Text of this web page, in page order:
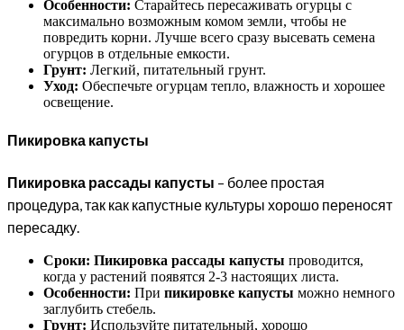
Особенности: Старайтесь пересаживать огурцы с
максимально возможным комом земли, чтобы не
повредить корни. Лучше всего сразу высевать семена
огурцов в отдельные емкости.
Грунт: Легкий, питательный грунт.
Уход: Обеспечьте огурцам тепло, влажность и хорошее
освещение.
Пикировка капусты
Пикировка рассады капусты – более простая
процедура, так как капустные культуры хорошо переносят
пересадку.
Сроки: Пикировка рассады капусты проводится,
когда у растений появятся 2-3 настоящих листа.
Особенности: При пикировке капусты можно немного
заглубить стебель.
Грунт: Используйте питательный, хорошо